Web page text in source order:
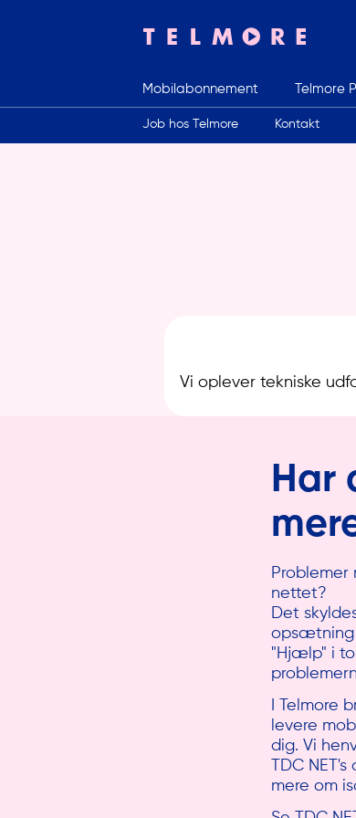
Indtast søgeord
Mobilabonnement Telmore
Job hos Telmore Kontakt
Vi oplever tekniske
Har
Problemer
nettet?
Det
opsætning
"Hjælp" i
I Telmore
levere
dig. Vi
TDC
mere om